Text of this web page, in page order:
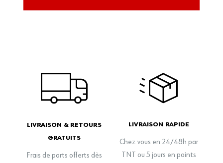
LIVRAISON & RETOURS
GRATUITS
Frais de ports offerts dès
LIVRAISON RAPIDE
Chez vous en 24/48h par
TNT ou 5 jours en points